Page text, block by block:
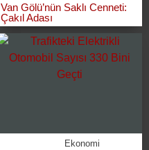
Van Gölü’nün Saklı Cenneti:
Çakıl Adası
Ekonomi